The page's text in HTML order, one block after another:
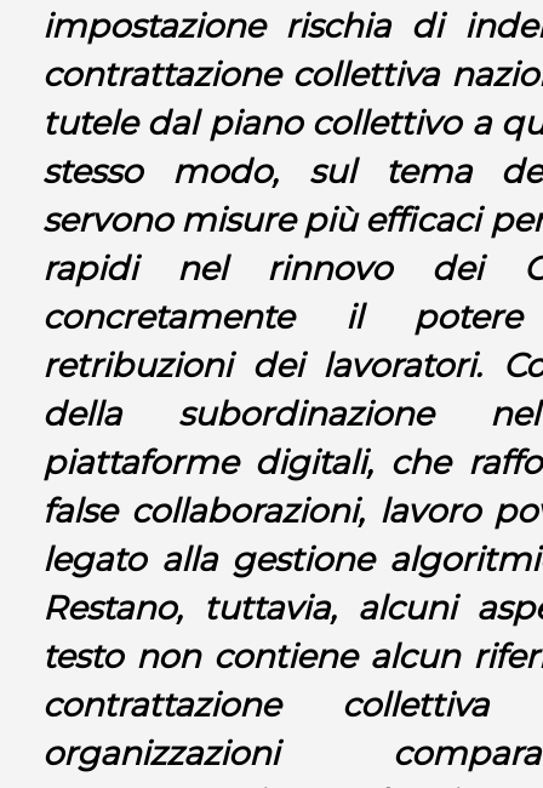
impostazione rischia di
contrattazione collettiva
tutele dal piano collettivo a
stesso modo, sul tema
servono misure più efficaci
rapidi nel rinnovo dei
concretamente il potere
retribuzioni dei lavoratori.
della subordinazione
piattaforme digitali, che
false collaborazioni, lavoro
legato alla gestione
Restano, tuttavia, alcuni
testo non contiene alcun
contrattazione collettiva
organizzazioni